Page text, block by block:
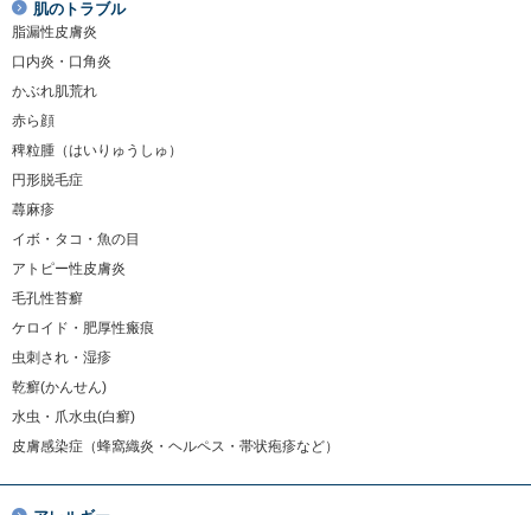
肌のトラブル
脂漏性皮膚炎
口内炎・口角炎
かぶれ肌荒れ
赤ら顔
稗粒腫（はいりゅうしゅ）
円形脱毛症
蕁麻疹
イボ・タコ・魚の目
アトピー性皮膚炎
毛孔性苔癬
ケロイド・肥厚性瘢痕
虫刺され・湿疹
乾癬(かんせん)
水虫・爪水虫(白癬)
皮膚感染症（蜂窩織炎・ヘルペス・帯状疱疹など）